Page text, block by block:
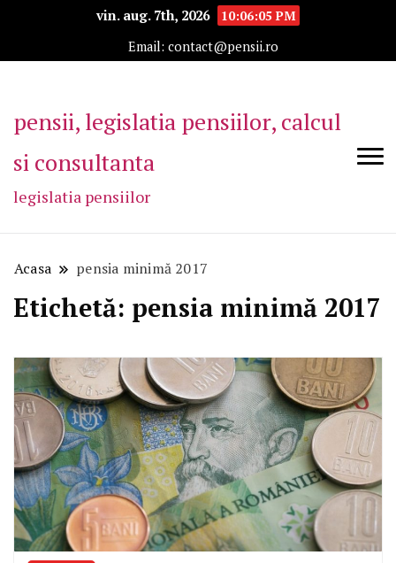
vin. aug. 7th, 2026
10:06:05 PM
Email: contact@pensii.ro
pensii, legislatia pensiilor, calcul
si consultanta
legislatia pensiilor
Acasa pensia minimă 2017
Etichetă: pensia minimă 2017